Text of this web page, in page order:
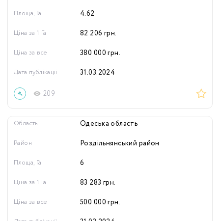
Площа, Га 4.62
Ціна за 1 Га 82 206 грн.
Ціна за все 380 000 грн.
209
Дата публікації 31.03.2024
Область Одеська область
Район Роздільнянський район
Площа, Га 6
Ціна за 1 Га 83 283 грн.
Ціна за все 500 000 грн.